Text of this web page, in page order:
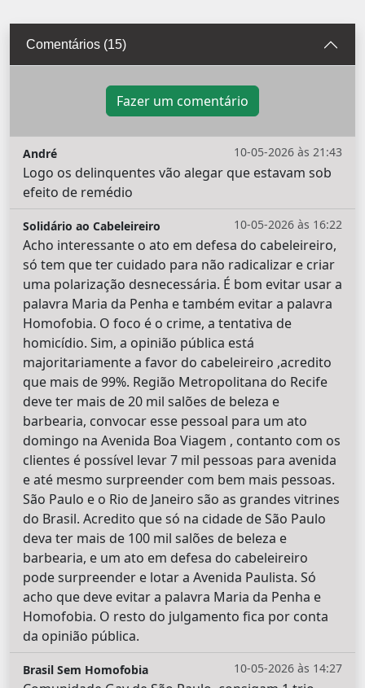
Comentários (15)
Fazer um comentário
10-05-2026 às 21:43
André
Logo os delinquentes vão alegar que estavam sob
efeito de remédio
10-05-2026 às 16:22
Solidário ao Cabeleireiro
Acho interessante o ato em defesa do cabeleireiro,
só tem que ter cuidado para não radicalizar e criar
uma polarização desnecessária. É bom evitar usar a
palavra Maria da Penha e também evitar a palavra
Homofobia. O foco é o crime, a tentativa de
homicídio. Sim, a opinião pública está
majoritariamente a favor do cabeleireiro ,acredito
que mais de 99%. Região Metropolitana do Recife
deve ter mais de 20 mil salões de beleza e
barbearia, convocar esse pessoal para um ato
domingo na Avenida Boa Viagem , contanto com os
clientes é possível levar 7 mil pessoas para avenida
e até mesmo surpreender com bem mais pessoas.
São Paulo e o Rio de Janeiro são as grandes vitrines
do Brasil. Acredito que só na cidade de São Paulo
deva ter mais de 100 mil salões de beleza e
barbearia, e um ato em defesa do cabeleireiro
pode surpreender e lotar a Avenida Paulista. Só
acho que deve evitar a palavra Maria da Penha e
Homofobia. O resto do julgamento fica por conta
da opinião pública.
10-05-2026 às 14:27
Brasil Sem Homofobia